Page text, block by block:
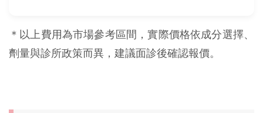
＊以上費用為市場參考區間，實際價格依成分選擇、
劑量與診所政策而異，建議面診後確認報價。